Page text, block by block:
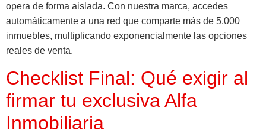
opera de forma aislada. Con nuestra marca, accedes
automáticamente a una red que comparte más de 5.000
inmuebles, multiplicando exponencialmente las opciones
reales de venta.
Checklist Final: Qué exigir al
firmar tu exclusiva Alfa
Inmobiliaria